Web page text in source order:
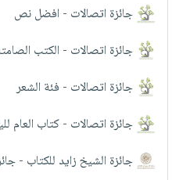
صندوق
القراءة
books
أسئلة
يتكرر
تحميل
iKitab
على
Android
تحميل
على
Android
تحميل
masmu3
Apple
إختياراتنا
وسائل
تعليمية
صندوق
القراءة
والعناية
الشخصية
جديد
الكل
أجهزة
العناية
الشخصية
المطبخ
والسفرة
جديد
جائزة اتصالات - افضل نص
جائزة اتصالات - الكتب
جائزة اتصالات - فئة الشعر
جائزة اتصالات - كتاب العام
جائزة الشيخ زايد للكتاب -